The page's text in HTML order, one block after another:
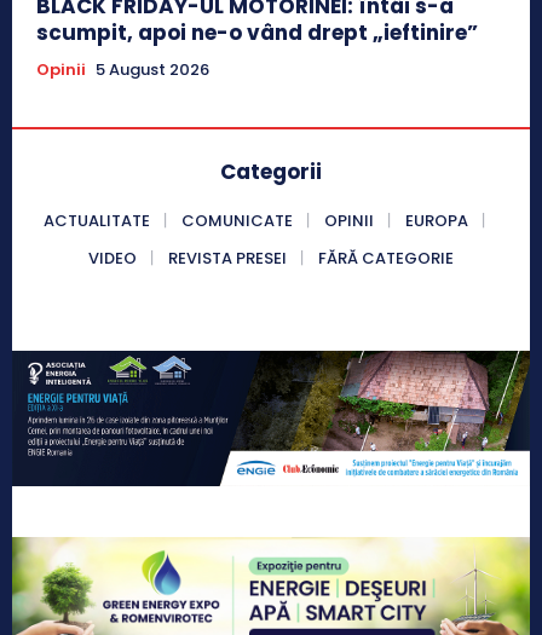
scumpit, apoi ne-o vând drept „ieftinire”
Opinii 5 August 2026
Categorii
ACTUALITATE COMUNICATE OPINII
EUROPA
VIDEO
REVISTA PRESEI FĂRĂ CATEGORIE